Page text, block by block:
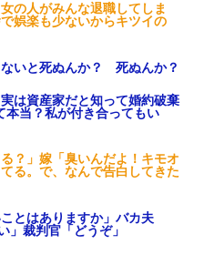
の人がみんな退職してしま
娯楽も少ないからキツイの
いと死ぬんか？ 死ぬんか？
は資産家だと知って婚約破棄
本当？私が付き合ってもい
？」嫁「臭いんだよ！キモオ
る。で、なんで告白してきた
とはありますか」バカ夫
」裁判官「どうぞ」